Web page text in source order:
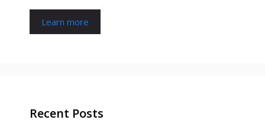
Learn more
Recent Posts